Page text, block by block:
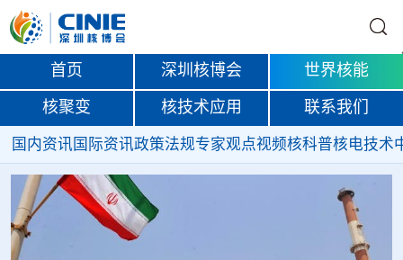
首页 深圳核博会 世界核能
核聚变 核技术应用 联系我们
国内资讯 国际资讯政策法规专家观点视频核科普核电技术